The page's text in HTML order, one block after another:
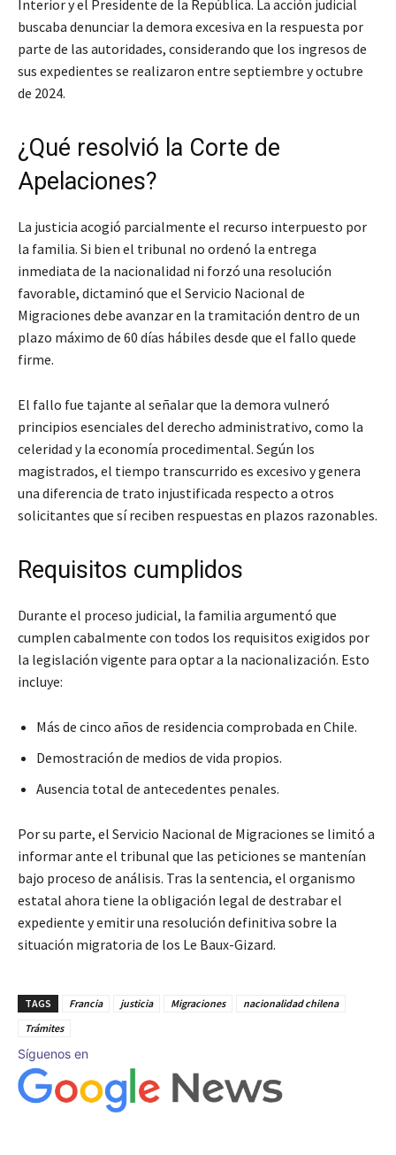
Interior y el Presidente de la República. La acción judicial
buscaba denunciar la demora excesiva en la respuesta por
parte de las autoridades, considerando que los ingresos de
sus expedientes se realizaron entre septiembre y octubre
de 2024.
¿Qué resolvió la Corte de
Apelaciones?
La justicia acogió parcialmente el recurso interpuesto por
la familia. Si bien el tribunal no ordenó la entrega
inmediata de la nacionalidad ni forzó una resolución
favorable, dictaminó que el Servicio Nacional de
Migraciones debe avanzar en la tramitación dentro de un
plazo máximo de 60 días hábiles desde que el fallo quede
firme.
El fallo fue tajante al señalar que la demora vulneró
principios esenciales del derecho administrativo, como la
celeridad y la economía procedimental. Según los
magistrados, el tiempo transcurrido es excesivo y genera
una diferencia de trato injustificada respecto a otros
solicitantes que sí reciben respuestas en plazos razonables.
Requisitos cumplidos
Durante el proceso judicial, la familia argumentó que
cumplen cabalmente con todos los requisitos exigidos por
la legislación vigente para optar a la nacionalización. Esto
incluye:
Más de cinco años de residencia comprobada en Chile.
Demostración de medios de vida propios.
Ausencia total de antecedentes penales.
Por su parte, el Servicio Nacional de Migraciones se limitó a
informar ante el tribunal que las peticiones se mantenían
bajo proceso de análisis. Tras la sentencia, el organismo
estatal ahora tiene la obligación legal de destrabar el
expediente y emitir una resolución definitiva sobre la
situación migratoria de los Le Baux-Gizard.
TAGS Francia justicia Migraciones
nacionalidad chilena
Trámites
Síguenos en